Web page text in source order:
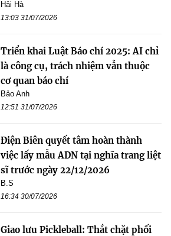
Hải Hà
13:03 31/07/2026
Triển khai Luật Báo chí 2025: AI chỉ
là công cụ, trách nhiệm vẫn thuộc
cơ quan báo chí
Bảo Anh
12:51 31/07/2026
Điện Biên quyết tâm hoàn thành
việc lấy mẫu ADN tại nghĩa trang liệt
sĩ trước ngày 22/12/2026
B.S
16:34 30/07/2026
Giao lưu Pickleball: Thắt chặt phối